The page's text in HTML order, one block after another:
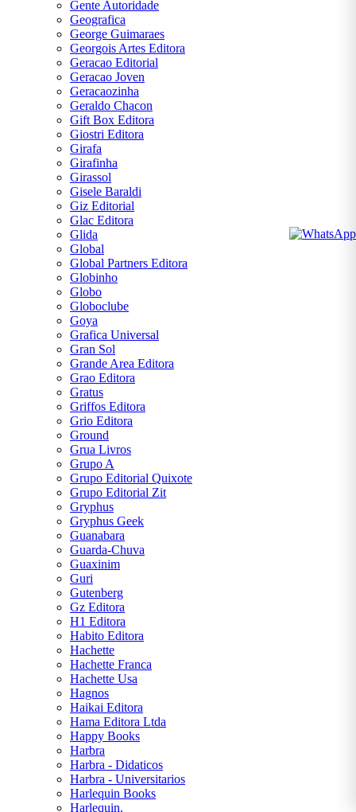
Gente Autoridade
Geografica
George Guimaraes
Georgois Artes Editora
Geracao Editorial
Geracao Joven
Geracaozinha
Geraldo Chacon
Gift Box Editora
Giostri Editora
Girafa
Girafinha
Girassol
Gisele Baraldi
Giz Editorial
Glac Editora
Glida
Global
Global Partners Editora
Globinho
Globo
Globoclube
Goya
Grafica Universal
Gran Sol
Grande Area Editora
Grao Editora
Gratus
Griffos Editora
Grio Editora
Ground
Grua Livros
Grupo A
Grupo Editorial Quixote
Grupo Editorial Zit
Gryphus
Gryphus Geek
Guanabara
Guarda-Chuva
Guaxinim
Guri
Gutenberg
Gz Editora
H1 Editora
Habito Editora
Hachette
Hachette Franca
Hachette Usa
Hagnos
Haikai Editora
Hama Editora Ltda
Happy Books
Harbra
Harbra - Didaticos
Harbra - Universitarios
Harlequin Books
Harlequin.